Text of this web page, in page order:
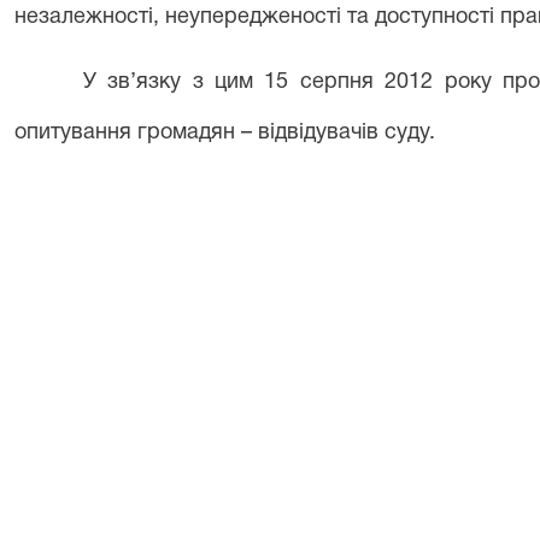
незалежності, неупередженості та доступності
У зв’язку з цим 15 серпня 2012 року
опитування громадян – відвідувачів суду.